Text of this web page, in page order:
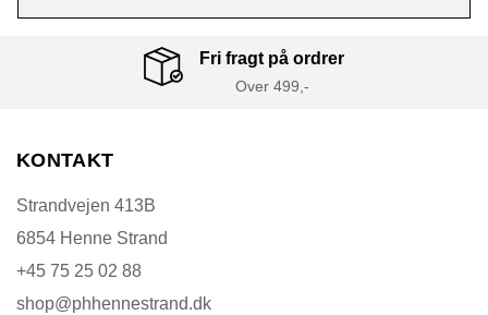
Fri fragt på ordrer
Over 499,-
KONTAKT
Strandvejen 413B
6854 Henne Strand
+45 75 25 02 88
shop@phhennestrand.dk